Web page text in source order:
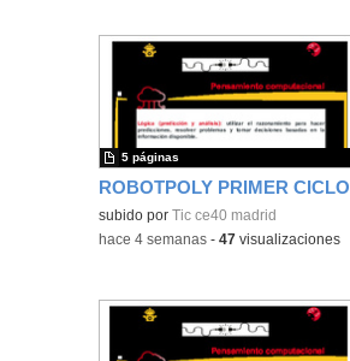
ROBOTPOLY PRIMER CICLO
subido por Tic ce40 madrid
5 páginas
-hace 4 semanas -47 visualizaciones